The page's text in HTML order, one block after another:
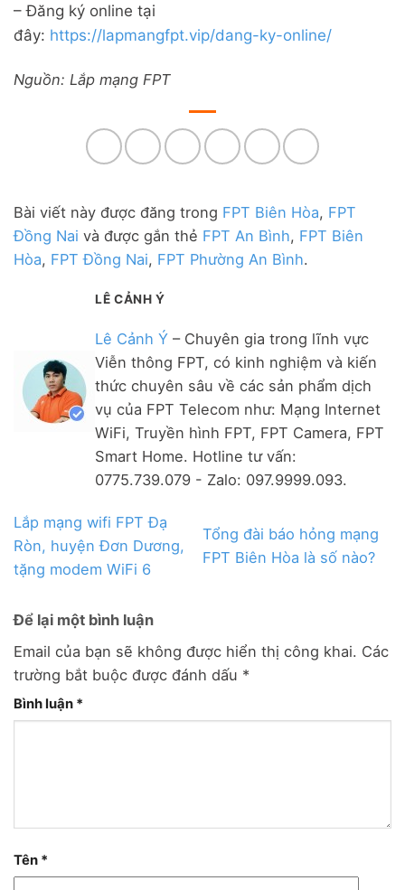
– Đăng ký online tại
đây: https://lapmangfpt.vip/dang-ky-online/
Nguồn: Lắp mạng FPT
Bài viết này được đăng trong FPT Biên Hòa, FPT
Đồng Nai và được gắn thẻ FPT An Bình, FPT Biên
Hòa, FPT Đồng Nai, FPT Phường An Bình.
LÊ CẢNH Ý
Lê Cảnh Ý – Chuyên gia trong lĩnh vực
Viễn thông FPT, có kinh nghiệm và kiến
thức chuyên sâu về các sản phẩm dịch
vụ của FPT Telecom như: Mạng Internet
WiFi, Truyền hình FPT, FPT Camera, FPT
Smart Home. Hotline tư vấn:
0775.739.079 - Zalo: 097.9999.093.
Lắp mạng wifi FPT Đạ
Ròn, huyện Đơn Dương,
tặng modem WiFi 6
Tổng đài báo hỏng mạng
FPT Biên Hòa là số nào?
Để lại một bình luận
Email của bạn sẽ không được hiển thị công khai. Các
trường bắt buộc được đánh dấu *
Bình luận *
Tên *